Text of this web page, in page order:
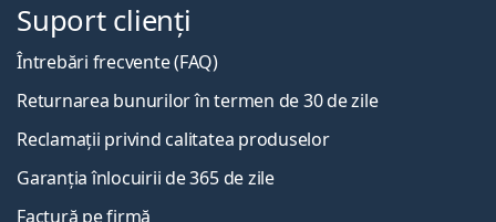
Suport clienți
Întrebări frecvente (FAQ)
Returnarea bunurilor în termen de 30 de zile
Reclamații privind calitatea produselor
Garanția înlocuirii de 365 de zile
Factură pe firmă